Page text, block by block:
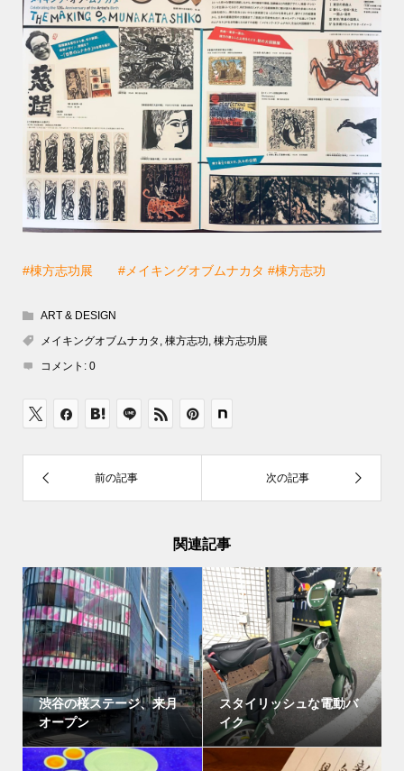
#棟方志功展 #メイキングオブムナカタ #棟方志功
ART & DESIGN
メイキングオブムナカタ , 棟方志功, 棟方志功展
コメント: 0
関連記事
渋谷の桜ステージ、来月
オープン
スタイリッシュな電動バ
イク